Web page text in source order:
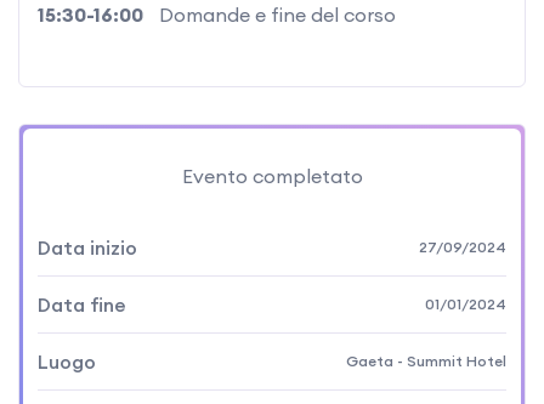
15:30-16:00
Domande e fine del corso
Evento completato
Data inizio 27/09/2024
Data fine 01/01/2024
Luogo Gaeta - Summit Hotel